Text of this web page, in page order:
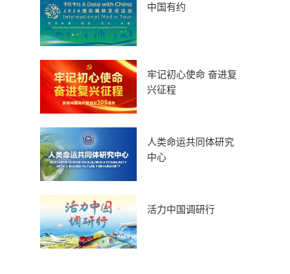
中国有约
牢记初心使命 奋进复
兴征程
人类命运共同体研究
中心
活力中国调研行